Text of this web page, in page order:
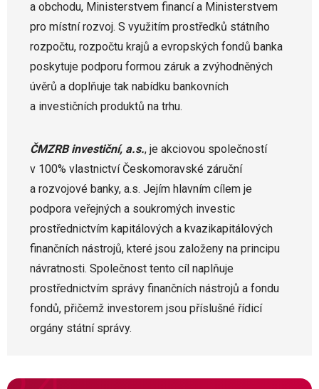
a obchodu, Ministerstvem financí a Ministerstvem
pro místní rozvoj. S využitím prostředků státního
rozpočtu, rozpočtu krajů a evropských fondů banka
poskytuje podporu formou záruk a zvýhodněných
úvěrů a doplňuje tak nabídku bankovních
a investičních produktů na trhu.
ČMZRB investiční, a.s., je akciovou společností
v 100% vlastnictví Českomoravské záruční
a rozvojové banky, a.s. Jejím hlavním cílem je
podpora veřejných a soukromých investic
prostřednictvím kapitálových a kvazikapitálových
finančních nástrojů, které jsou založeny na principu
návratnosti. Společnost tento cíl naplňuje
prostřednictvím správy finančních nástrojů a fondu
fondů, přičemž investorem jsou příslušné řídicí
orgány státní správy.